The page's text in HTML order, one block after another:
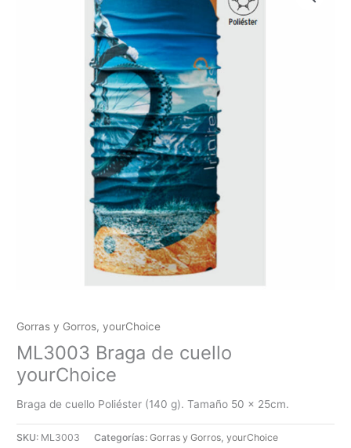
Gorras y Gorros,yourChoice
ML3003 Braga de cuello
yourChoice
Braga de cuello Poliéster (140 g). Tamaño 50 x 25cm.
SKU: ML3003 Categorías:Gorras y Gorros,yourChoice